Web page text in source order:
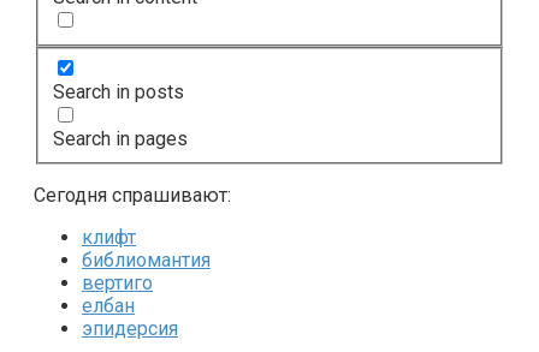
Search in posts
Search in pages
Сегодня спрашивают:
клифт
библиомантия
вертиго
елбан
эпидерсия